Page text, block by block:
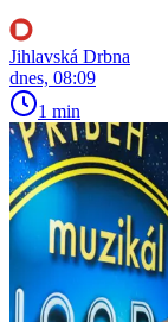
Jihlavská Drbna
dnes, 08:09
1 min